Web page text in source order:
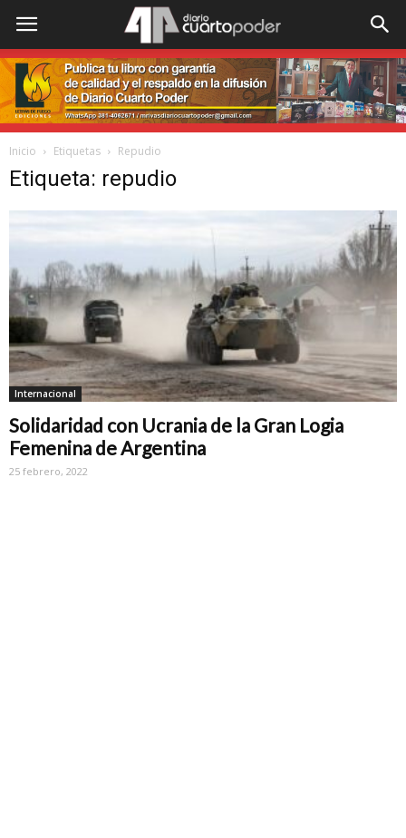
Inicio Etiquetas Repudio
Etiqueta: repudio
Internacional
Solidaridad con Ucrania de la Gran Logia
Femenina de Argentina
25 febrero, 2022